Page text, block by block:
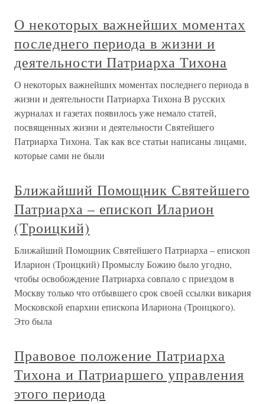
О некоторых важнейших моментах
последнего периода в жизни и
деятельности Патриарха Тихона
О некоторых важнейших моментах последнего периода в
жизни и деятельности Патриарха Тихона В русских
журналах и газетах появилось уже немало статей,
посвященных жизни и деятельности Святейшего
Патриарха Тихона. Так как все статьи написаны лицами,
которые сами не были
Ближайший Помощник Святейшего
Патриарха – епископ Иларион
(Троицкий)
Ближайший Помощник Святейшего Патриарха – епископ
Иларион (Троицкий) Промыслу Божию было угодно,
чтобы освобождение Патриарха совпало с приездом в
Москву только что отбывшего срок своей ссылки викария
Московской епархии епископа Илариона (Троицкого).
Это была
Правовое положение Патриарха
Тихона и Патриаршего управления
этого периода